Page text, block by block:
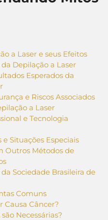
a Laser e seus Efeitos
Depilação a Laser
Esperados da
e Riscos Associados
a Laser
e Tecnologia
Situações Especiais
Outros Métodos de
Sociedade Brasileira de
Comuns
Causa Câncer?
Necessárias?